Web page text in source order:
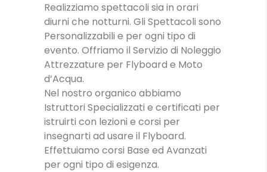
Realizziamo spettacoli sia in orari
diurni che notturni. Gli Spettacoli sono
Personalizzabili e per ogni tipo di
evento. Offriamo il Servizio di Noleggio
Attrezzature per Flyboard e Moto
d’Acqua.
Nel nostro organico abbiamo
Istruttori Specializzati e certificati per
istruirti con lezioni e corsi per
insegnarti ad usare il Flyboard.
Effettuiamo corsi Base ed Avanzati
per ogni tipo di esigenza.